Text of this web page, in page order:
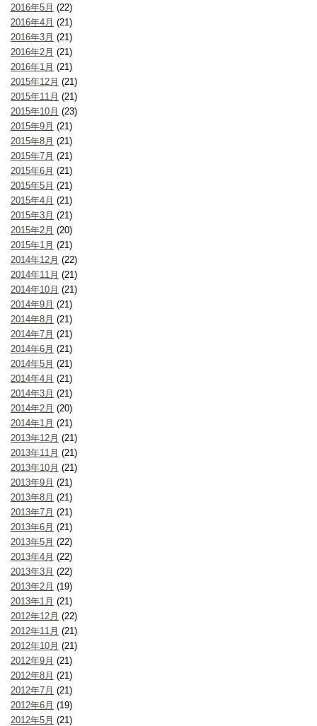
2016年5月 (22)
2016年4月 (21)
2016年3月 (21)
2016年2月 (21)
2016年1月 (21)
2015年12月 (21)
2015年11月 (21)
2015年10月 (23)
2015年9月 (21)
2015年8月 (21)
2015年7月 (21)
2015年6月 (21)
2015年5月 (21)
2015年4月 (21)
2015年3月 (21)
2015年2月 (20)
2015年1月 (21)
2014年12月 (22)
2014年11月 (21)
2014年10月 (21)
2014年9月 (21)
2014年8月 (21)
2014年7月 (21)
2014年6月 (21)
2014年5月 (21)
2014年4月 (21)
2014年3月 (21)
2014年2月 (20)
2014年1月 (21)
2013年12月 (21)
2013年11月 (21)
2013年10月 (21)
2013年9月 (21)
2013年8月 (21)
2013年7月 (21)
2013年6月 (21)
2013年5月 (22)
2013年4月 (22)
2013年3月 (22)
2013年2月 (19)
2013年1月 (21)
2012年12月 (22)
2012年11月 (21)
2012年10月 (21)
2012年9月 (21)
2012年8月 (21)
2012年7月 (21)
2012年6月 (19)
2012年5月 (21)